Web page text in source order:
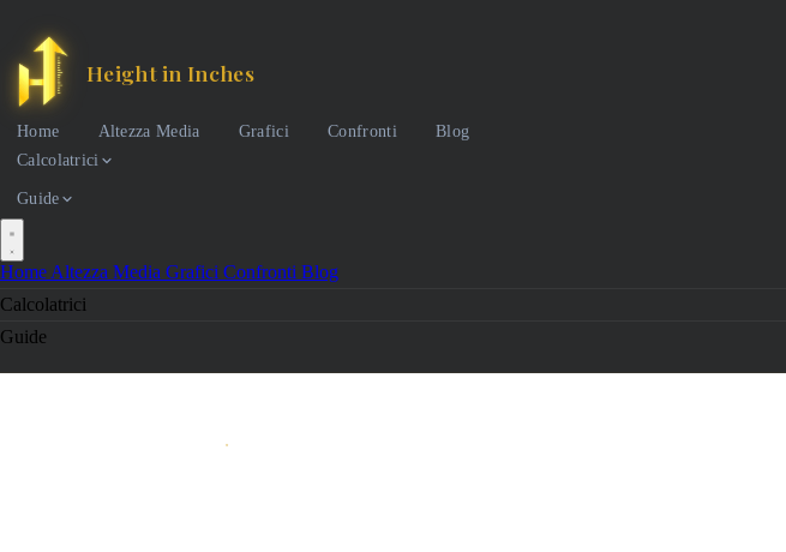
Height in Inches
Home Altezza Media Grafici Confronti
Blog
Calcolatrici
Guide
Home Altezza Media Grafici Confronti Blog
Calcolatrici
Guide